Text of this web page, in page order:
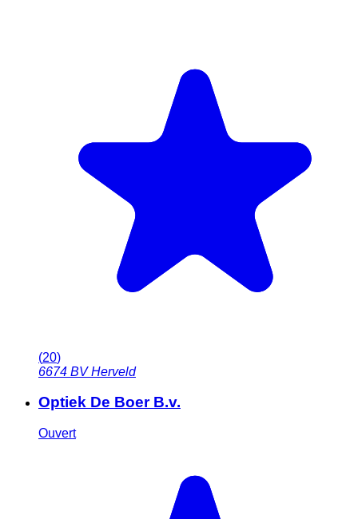
(20)
6674 BV Herveld
Optiek De Boer B.v.
Ouvert